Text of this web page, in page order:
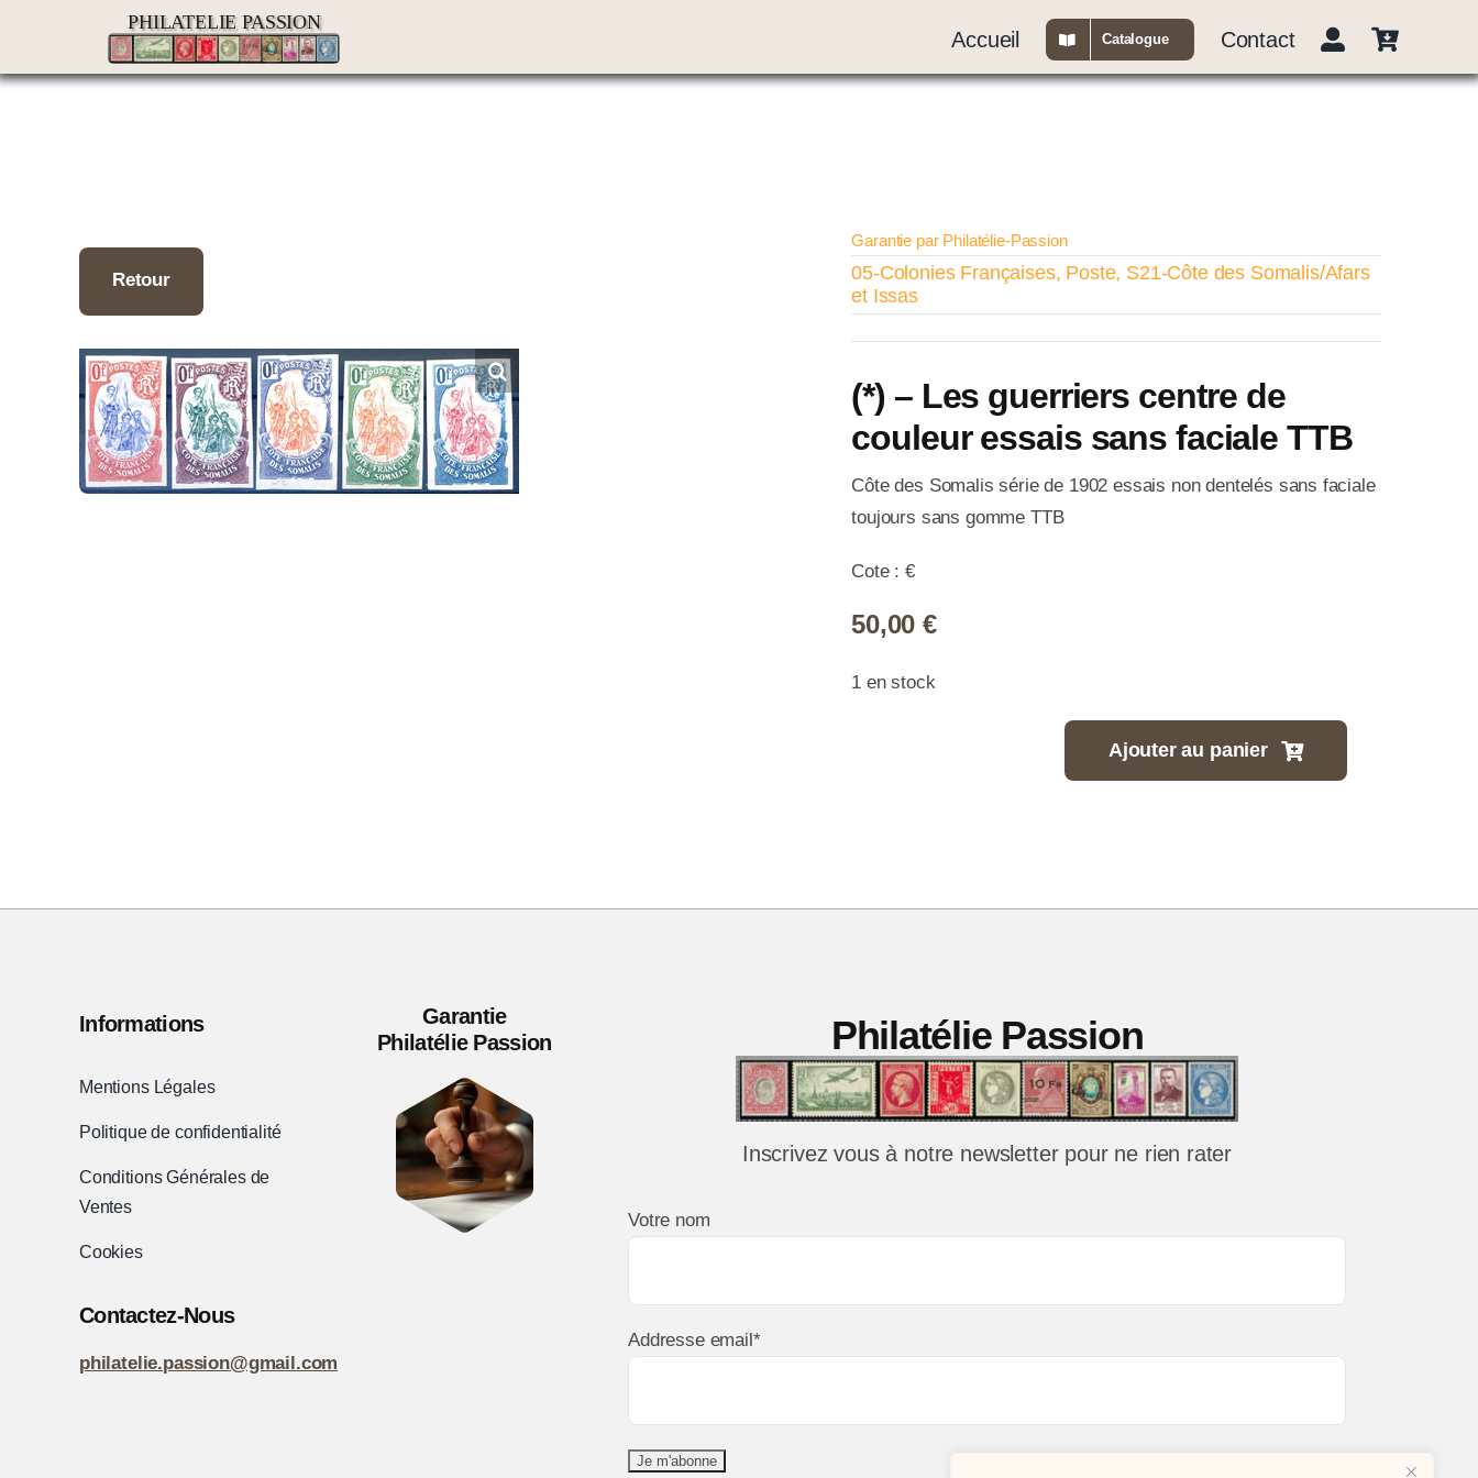
contenu
PHILATELIE PASSION
Accueil Catalogue Contact
Retour
Garantie par Philatélie-Passion
05-Colonies Françaises, Poste, S21-Côte des Somalis/Afars
et Issas
(*) – Les guerriers centre de
couleur essais sans faciale TTB
Côte des Somalis série de 1902 essais non dentelés sans faciale
toujours sans gomme TTB
Cote : €
50,00 €
1 en stock
couleur
essais
sans
faciale
TTB
Ajouter au panier
Informations
Mentions Légales
Politique de confidentialité
Conditions Générales de
Ventes
Cookies
Contactez-Nous
philatelie.passion@gmail.com
Garantie
Philatélie Passion
Philatélie Passion
Inscrivez vous à notre newsletter pour ne rien rater
Votre nom
Addresse email*